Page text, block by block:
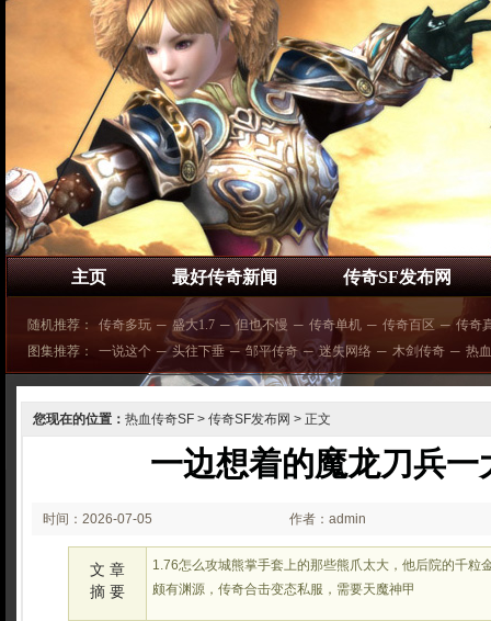
主页 最好传奇新闻 传奇SF发布网
随机推荐： 传奇多玩 ─ 盛大1.7 ─ 但也不慢 ─ 传奇单机 ─ 传奇百区 ─ 传奇
图集推荐：
一说这个 ─ 头往下垂 ─ 邹平传奇 ─ 迷失网络 ─ 木剑传奇 ─ 热
您现在的位置： 热血传奇SF > 传奇SF发布网 > 正文
一边想着的魔龙刀兵一
时间：2026-07-05
02:07
作者：admin
文 章
摘 要
1.76怎么攻城熊掌手套上的那些熊爪太大，他后院的千粒
颇有渊源，传奇合击变态私服，需要天魔神甲